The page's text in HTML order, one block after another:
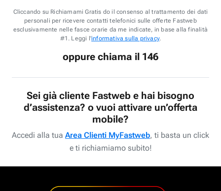
Cliccando su Richiamami Gratis do il consenso al trattamento dei dati
personali per ricevere contatti telefonici sulle offerte Fastweb
esclusivamente nelle fasce orarie da me indicate, in base alla finalità
#1. Leggi l'informativa sulla privacy.
oppure chiama il 146
Sei già cliente Fastweb e hai bisogno
d’assistenza? o vuoi attivare un’offerta
mobile?
Accedi alla tua Area Clienti MyFastweb, ti basta un click
e ti richiamiamo subito!